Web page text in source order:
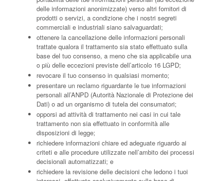
delle informazioni anonimizzate) verso altri fornitori di
prodotti o servizi, a condizione che i nostri segreti
commerciali e industriali siano salvaguardati;
ottenere la cancellazione delle informazioni personali
trattate qualora il trattamento sia stato effettuato sulla
base del tuo consenso, a meno che sia applicabile una
o più delle eccezioni previste dell’articolo 16 LGPD;
revocare il tuo consenso in qualsiasi momento;
presentare un reclamo riguardante le tue informazioni
personali all’ANPD (Autorità Nazionale di Protezione dei
Dati) o ad un organismo di tutela dei consumatori;
opporsi ad attività di trattamento nei casi in cui tale
trattamento non sia effettuato in conformità alle
disposizioni di legge;
richiedere informazioni chiare ed adeguate riguardo ai
criteti e alle procedure utilizzate nell’ambito dei processi
decisionali automatizzati; e
richiedere la revisione delle decisioni che ledono i tuoi